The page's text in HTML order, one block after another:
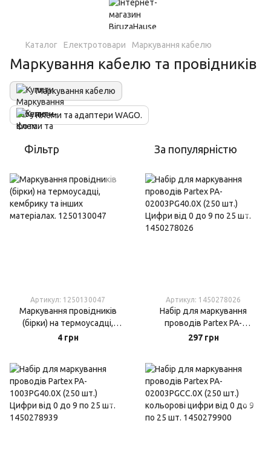
Каталог Електротовари Маркування кабелю
Маркування кабелю та провідників
Маркування кабелю
Клеми та адаптери WAGO.
Фільтр За популярністю
Артикул: 1250130047
Маркування провідників
(бірки) на термоусадці,
кембрику та інших
4 грн
Артикул: 1450278026
Набір для маркування
проводів Partex PA-
02003PG40.0X (250 шт.)
297 грн